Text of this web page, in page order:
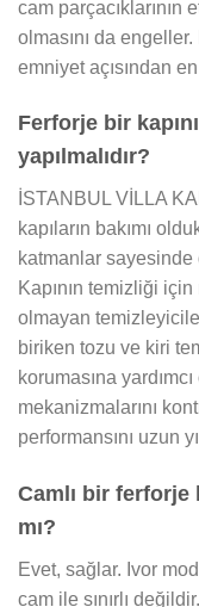
cam parçacıklarının
olmasını da
emniyet açısından
Ferforje bir
yapılmalıdır?
İSTANBUL VİLLA
kapıların bakımı
katmanlar
Kapının temizliği için
olmayan
biriken tozu ve kiri
korumasına
mekanizmalarını
performansını uzun
Camlı bir ferforje
mı?
Evet, sağlar. Ivor
cam ile sınırlı